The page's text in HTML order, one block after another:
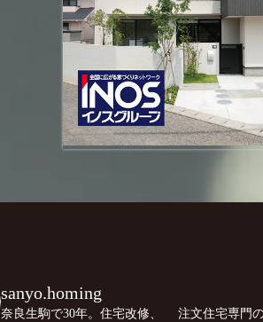
sanyo.homing
奈良生駒で30年。住宅改修、 注文住宅専門